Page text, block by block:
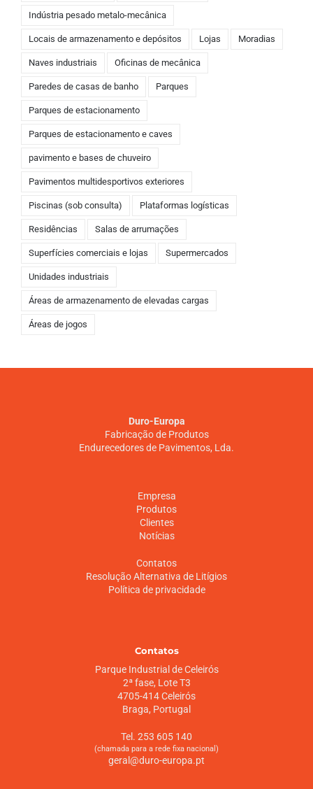
Indústria pesado metalo-mecânica
Locais de armazenamento e depósitos Lojas Moradias
Naves industriais Oficinas de mecânica
Paredes de casas de banho Parques
Parques de estacionamento
Parques de estacionamento e caves
pavimento e bases de chuveiro
Pavimentos multidesportivos exteriores
Piscinas (sob consulta) Plataformas logísticas
Residências Salas de arrumações
Superfícies comerciais e lojas Supermercados
Unidades industriais
Áreas de armazenamento de elevadas cargas
Áreas de jogos
Duro-Europa
Fabricação de Produtos
Endurecedores de Pavimentos, Lda.
Empresa
Produtos
Clientes
Notícias
Contatos
Resolução Alternativa de Litígios
Política de privacidade
Contatos
Parque Industrial de Celeirós
2ª fase, Lote T3
4705-414 Celeirós
Braga, Portugal
Tel. 253 605 140
(chamada para a rede fixa nacional)
geral@duro-europa.pt